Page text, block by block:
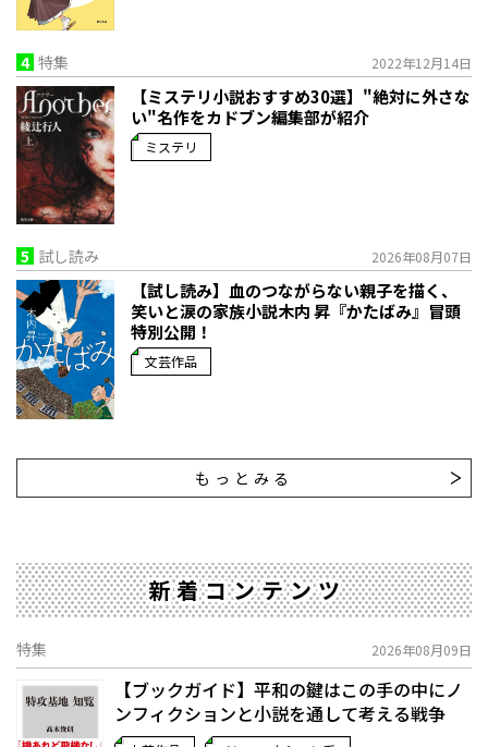
4 特集 2022年12月14日
【ミステリ小説おすすめ30選】"絶対に外さな
い"名作をカドブン編集部が紹介
ミステリ
5 試し読み 2026年08月07日
【試し読み】血のつながらない親子を描く、
笑いと涙の家族小説――木内 昇『かたばみ』冒頭
特別公開！
文芸作品
もっとみる
新着コンテンツ
特集 2026年08月09日
【ブックガイド】平和の鍵はこの手の中に――ノ
ンフィクションと小説を通して考える戦争